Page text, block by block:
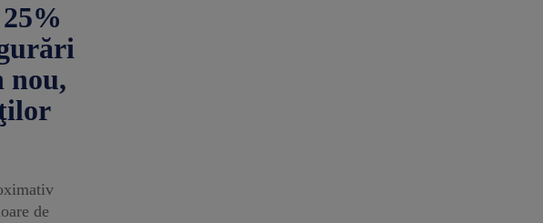
nou,
de